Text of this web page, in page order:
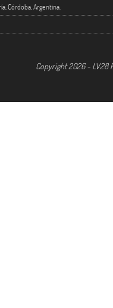
Córdoba, Argentina.
Copyright 2026 - LV28